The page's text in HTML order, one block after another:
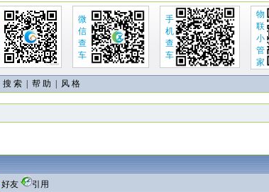
微
信
查
车
手
机
查
车
物
联
小
管
家
搜 索 帮 助 | 风 格
好友 引用